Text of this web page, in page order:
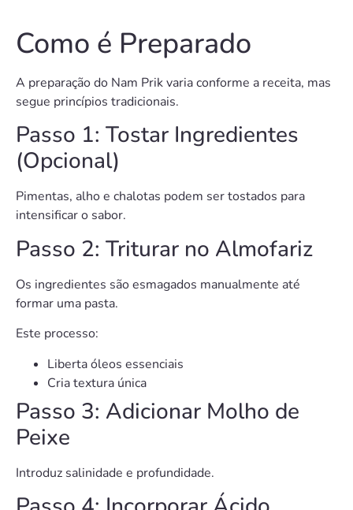
Como é Preparado
A preparação do Nam Prik varia conforme a receita, mas
segue princípios tradicionais.
Passo 1: Tostar Ingredientes
(Opcional)
Pimentas, alho e chalotas podem ser tostados para
intensificar o sabor.
Passo 2: Triturar no Almofariz
Os ingredientes são esmagados manualmente até
formar uma pasta.
Este processo:
Liberta óleos essenciais
Cria textura única
Passo 3: Adicionar Molho de
Peixe
Introduz salinidade e profundidade.